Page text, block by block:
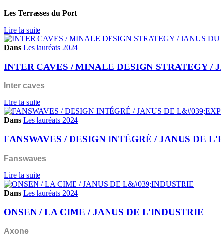
Les Terrasses du Port
Lire la suite
Dans Les lauréats 2024
INTER CAVES / MINALE DESIGN STRATEGY /
Inter caves
Lire la suite
Dans Les lauréats 2024
FANSWAVES / DESIGN INTÉGRÉ / JANUS DE
Fanswaves
Lire la suite
Dans Les lauréats 2024
ONSEN / LA CIME / JANUS DE L'INDUSTRIE
Axone